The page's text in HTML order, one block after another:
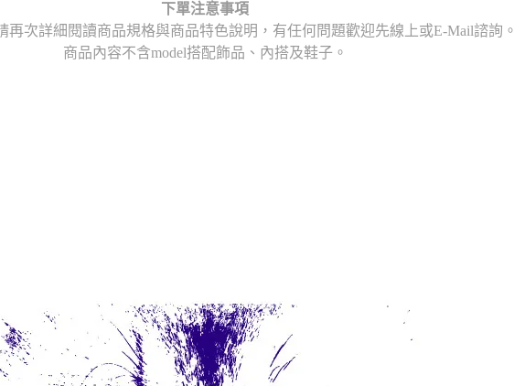
下單注意事項
再次詳細閱讀商品規格與商品特色說明， 有任何問題歡迎先線上或E-Mail諮詢。
商品內容不含model搭配飾品、內搭及鞋子。